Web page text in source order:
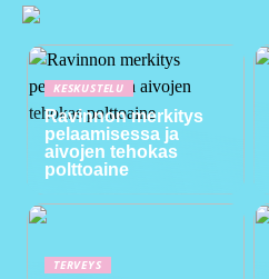
KESKUSTELU
Ravinnon merkitys
pelaamisessa ja
aivojen tehokas
polttoaine
TERVEYS